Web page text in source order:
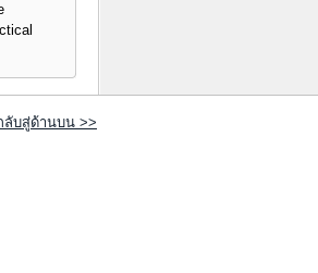
ลับสู่ด้านบน >>